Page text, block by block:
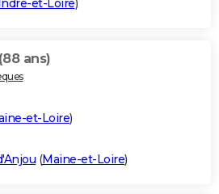
et-Loire)
(88 ans)
et-Loire)
(Maine-et-Loire)